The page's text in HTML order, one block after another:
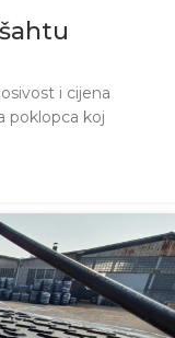
i cijena
poklopca koj